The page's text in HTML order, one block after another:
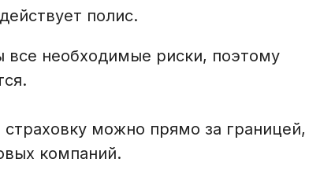
полис.
необходимые риски, поэтому
можно прямо за границей,
компаний.